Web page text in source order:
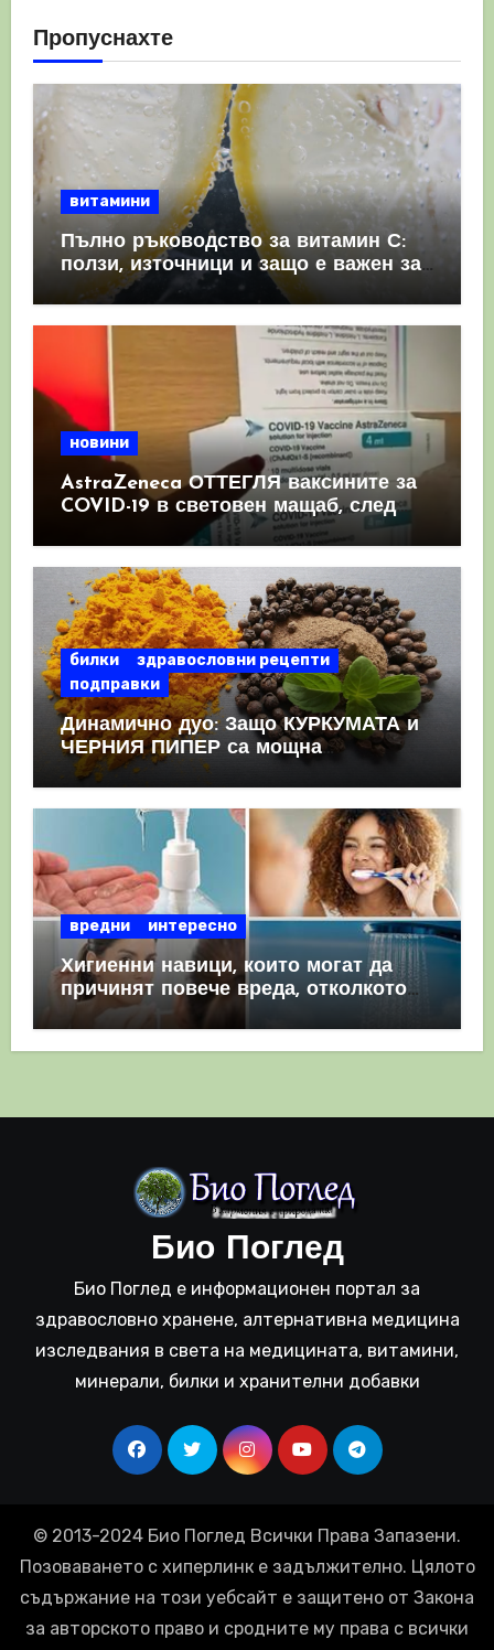
Пропуснахте
витамини
Пълно ръководство за витамин С:
ползи, източници и защо е важен за
имунната система
новини
AstraZeneca ОТТЕГЛЯ ваксините за
COVID-19 в световен мащаб, след
като призна, че те причиняват
КРЪВНИ съсиреци
билки
здравословни рецепти
подправки
Динамично дуо: Защо КУРКУМАТА и
ЧЕРНИЯ ПИПЕР са мощна
комбинация
вредни интересно
Хигиенни навици, които могат да
причинят повече вреда, отколкото
полза
Био Поглед
Био Поглед е информационен портал за
здравословно хранене, алтернативна медицина
изследвания в света на медицината, витамини,
минерали, билки и хранителни добавки
© 2013-2024 Био Поглед Всички Права Запазени.
Позоваването с хиперлинк е задължително. Цялото
съдържание на този уебсайт е защитено от Закона
за авторското право и сродните му права с всички